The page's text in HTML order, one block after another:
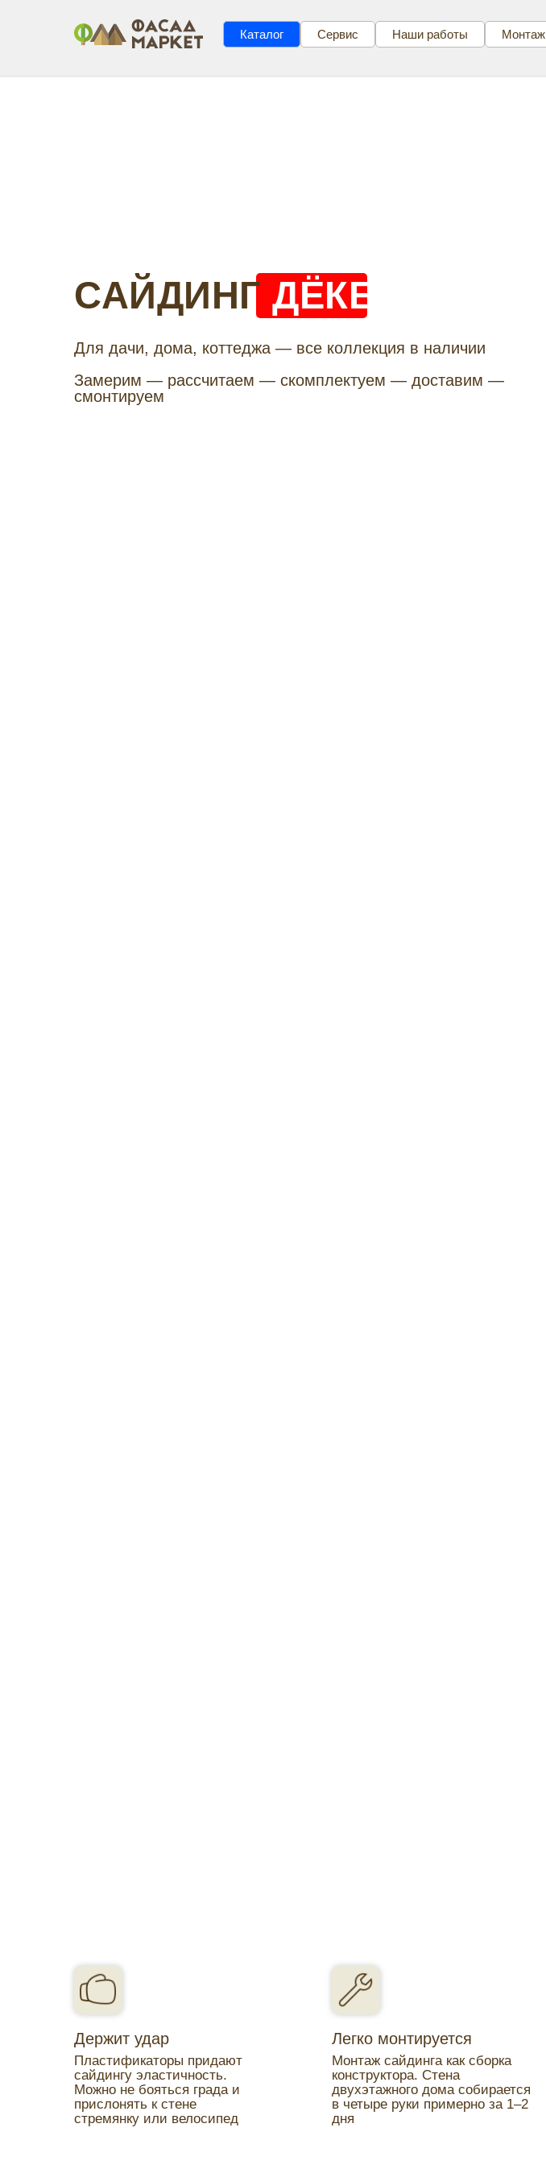
Каталог Сервис Наши работы Монтаж
Для дачи, дома, коттеджа — все коллекция в наличии
Замерим — рассчитаем — скомплектуем — доставим —
смонтируем
САЙДИНГ ДЁКЕ
Легко монтируется
Монтаж сайдинга как сборка
конструктора. Стена
двухэтажного дома собирается
в четыре руки примерно за 1–2
дня
Держит удар
Пластификаторы придают
сайдингу эластичность.
Можно не бояться града и
прислонять к стене
стремянку или велосипед